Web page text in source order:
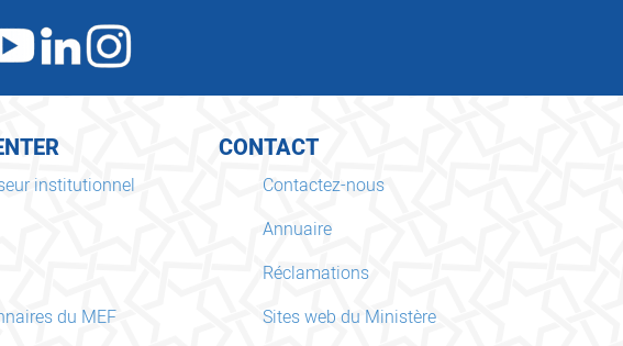
institutionnel
du MEF
CONTACT
Contactez-nous
Annuaire
Réclamations
Sites web du Ministère